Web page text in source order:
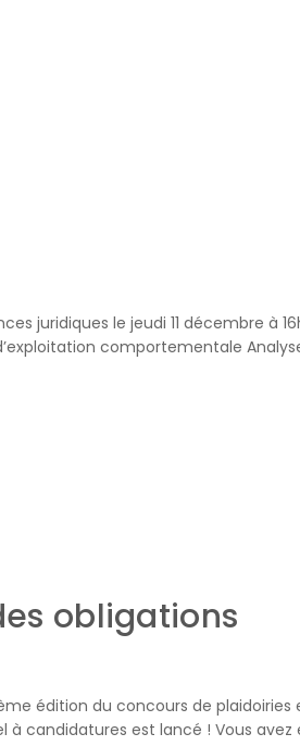
juridiques le jeudi 11 décembre à
comportementale
obligations
édition du concours de plaidoiries
à candidatures est lancé ! Vous avez